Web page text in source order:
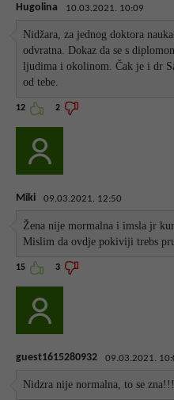
Hugolina 10.03.2021. 10:09
Nidžara, za jednog doktora
odvratna. Dokaz da se s
ljudima i okolinom. Čak je i dr
od tebe.
12 2
Miki 09.03.2021. 12:50
Žena nije mormalna i imsla jr
Mislim da ovdje pokiviji trebs
15 3
guest1615280932 09.03.2021.
Nidzra nije normalna, to se